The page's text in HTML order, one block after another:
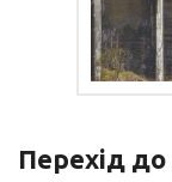
Перехід